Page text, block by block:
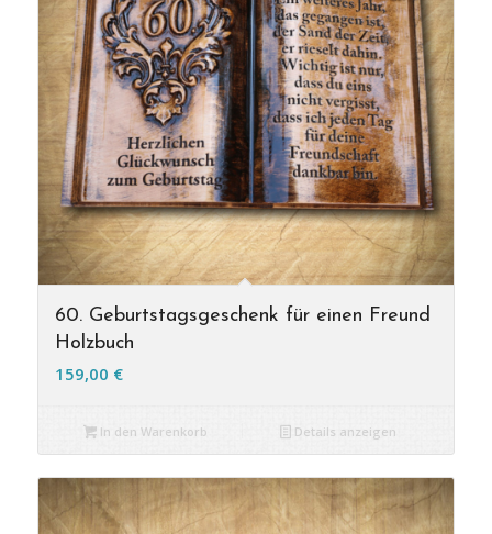
60. Geburtstagsgeschenk für einen Freund
Holzbuch
159,00 €
In den Warenkorb Details anzeigen